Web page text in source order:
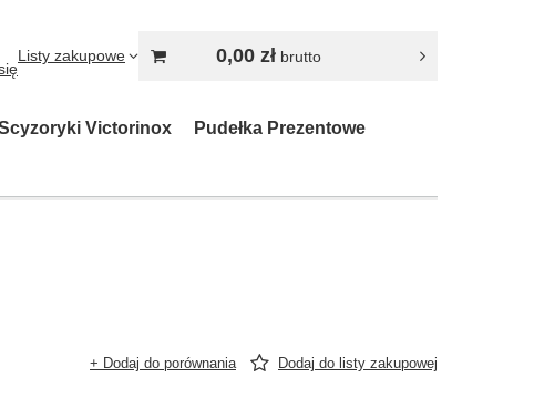
Listy zakupowe 0,00 złbrutto
Victorinox
Pudełka Prezentowe
+ Dodaj do porównania Dodaj do listy zakupowej